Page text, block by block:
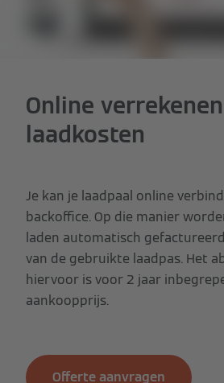
Online
laadkosten
Je kan je laadpaal online
backoffice. Op die manier
laden automatisch
van de gebruikte laadpas. Het
hiervoor is voor 2 jaar
aankoopprijs.
Offerte aanvragen